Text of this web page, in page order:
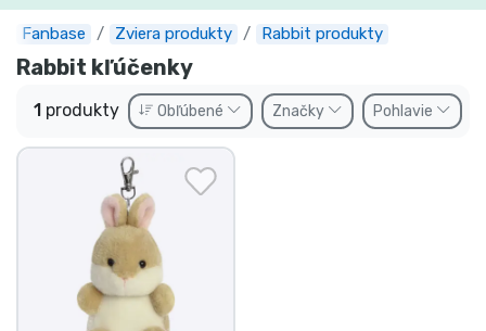
Fanbase Zviera produkty Rabbit produkty
Rabbit kľúčenky
1 produkty Obľúbené Značky Pohlavie
Prihlásiť sa Registrácia
Najnovšie
Akcie
Expresná preprava
Predobjednávky
Outlet produkty